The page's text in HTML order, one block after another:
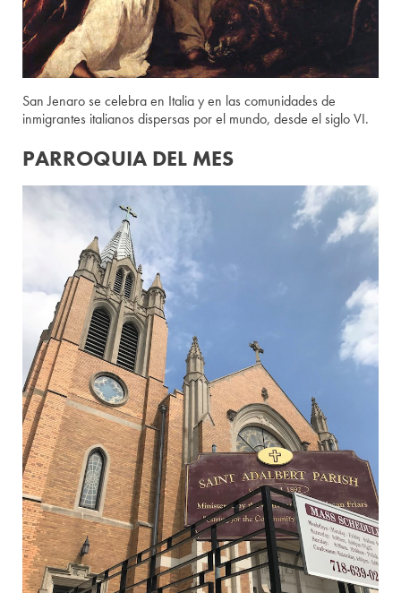
San Jenaro se celebra en Italia y en las comunidades de
inmigrantes italianos dispersas por el mundo, desde el siglo VI.
PARROQUIA DEL MES